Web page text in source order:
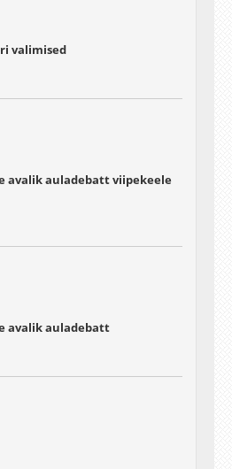
valimised
avalik auladebatt viipekeele
avalik auladebatt